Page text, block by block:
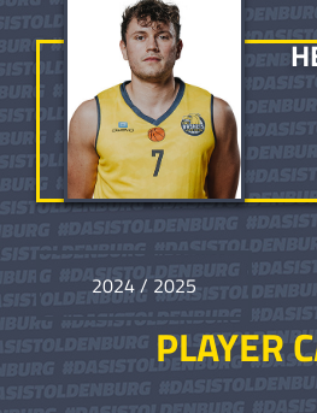
2024 / 2025
PLAYER